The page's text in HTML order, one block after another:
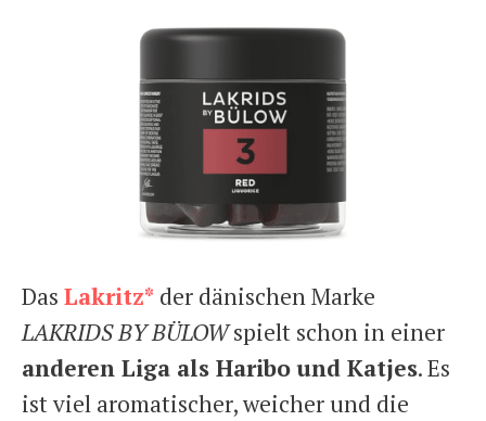
Das Lakritz* der dänischen Marke
LAKRIDS BY BÜLOWspielt schon in einer
anderen Liga als Haribound Katjes. Es
ist viel aromatischer, weicher und die